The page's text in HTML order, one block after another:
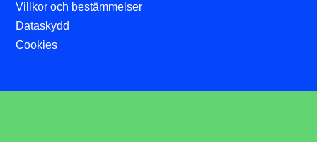
Villkor och bestämmelser
Dataskydd
Cookies